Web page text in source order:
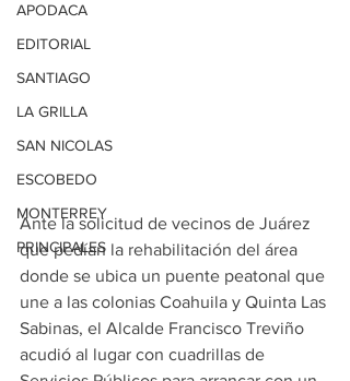
APODACA
EDITORIAL
SANTIAGO
LA GRILLA
SAN NICOLAS
ESCOBEDO
MONTERREY
PRINCIPALES
Ante la solicitud de vecinos de Juárez
que pedían la rehabilitación del área
donde se ubica un puente peatonal que
une a las colonias Coahuila y Quinta Las
Sabinas, el Alcalde Francisco Treviño
acudió al lugar con cuadrillas de